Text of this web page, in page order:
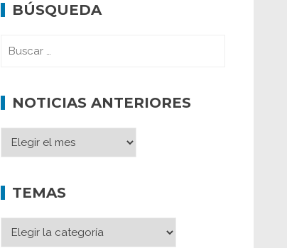
BÚSQUEDA
NOTICIAS ANTERIORES
TEMAS